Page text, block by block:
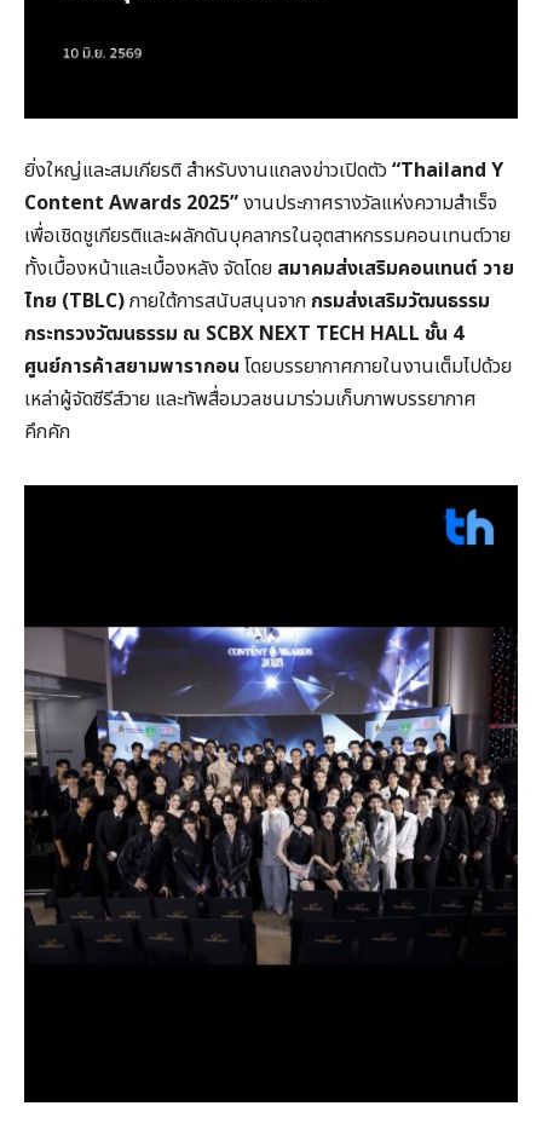
ยิ่งใหญ่และสมเกียรติ สำหรับงานแถลงข่าวเปิดตัว “Thailand Y
Content Awards 2025”งานประกาศรางวัลแห่งความสำเร็จ
เพื่อเชิดชูเกียรติและผลักดันบุคลากรในอุตสาหกรรมคอนเทนต์วาย
ทั้งเบื้องหน้าและเบื้องหลัง จัดโดย สมาคมส่งเสริมคอนเทนต์ วาย
ไทย (TBLC)ภายใต้การสนับสนุนจาก กรมส่งเสริมวัฒนธรรม
กระทรวงวัฒนธรรม ณ SCBX NEXT TECH HALL ชั้น 4
ศูนย์การค้าสยามพารากอน โดยบรรยากาศภายในงานเต็มไปด้วย
เหล่าผู้จัดซีรีส์วาย และทัพสื่อมวลชนมาร่วมเก็บภาพบรรยากาศ
คึกคัก